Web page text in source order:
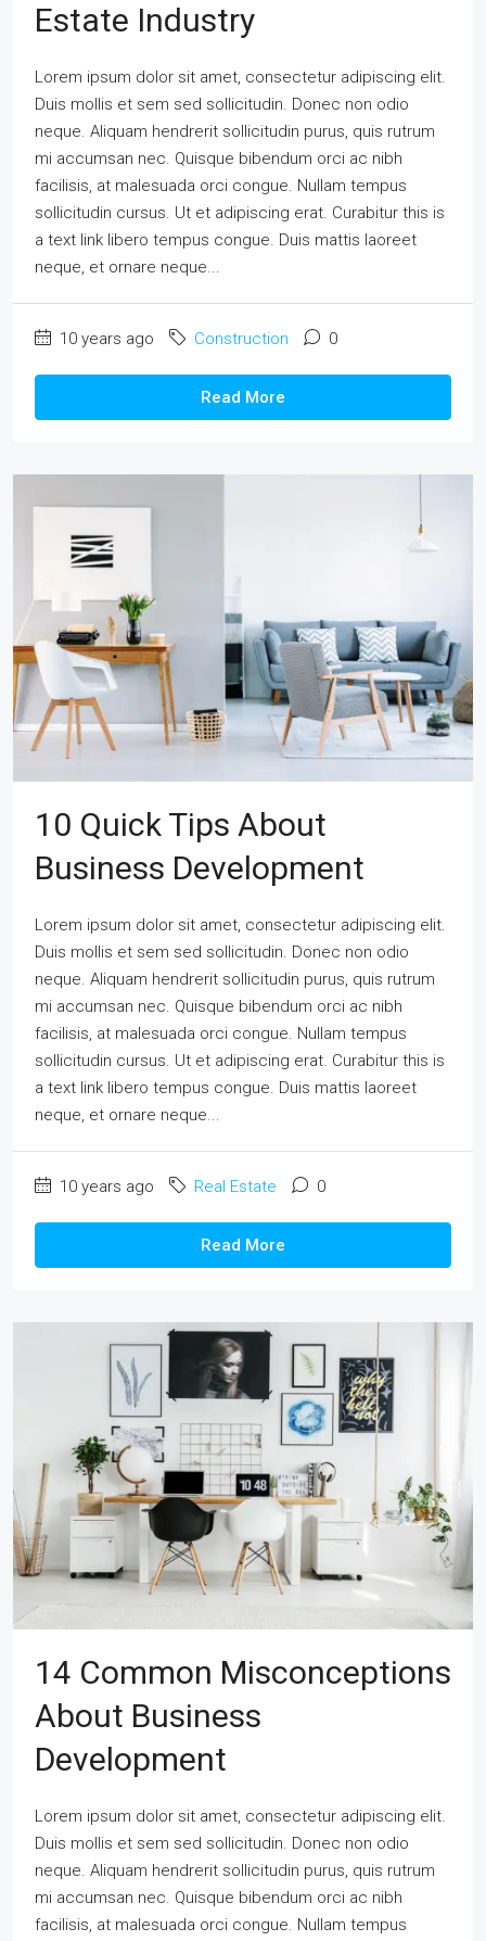
Estate Industry
Lorem ipsum dolor sit amet, consectetur adipiscing elit.
Duis mollis et sem sed sollicitudin. Donec non odio
neque. Aliquam hendrerit sollicitudin purus, quis rutrum
mi accumsan nec. Quisque bibendum orci ac nibh
facilisis, at malesuada orci congue. Nullam tempus
sollicitudin cursus. Ut et adipiscing erat. Curabitur this is
a text link libero tempus congue. Duis mattis laoreet
neque, et ornare neque...
10 years ago Construction 0
Read More
10 Quick Tips About
Business Development
Lorem ipsum dolor sit amet, consectetur adipiscing elit.
Duis mollis et sem sed sollicitudin. Donec non odio
neque. Aliquam hendrerit sollicitudin purus, quis rutrum
mi accumsan nec. Quisque bibendum orci ac nibh
facilisis, at malesuada orci congue. Nullam tempus
sollicitudin cursus. Ut et adipiscing erat. Curabitur this is
a text link libero tempus congue. Duis mattis laoreet
neque, et ornare neque...
10 years ago Real Estate 0
Read More
14 Common Misconceptions
About Business
Development
Lorem ipsum dolor sit amet, consectetur adipiscing elit.
Duis mollis et sem sed sollicitudin. Donec non odio
neque. Aliquam hendrerit sollicitudin purus, quis rutrum
mi accumsan nec. Quisque bibendum orci ac nibh
facilisis, at malesuada orci congue. Nullam tempus